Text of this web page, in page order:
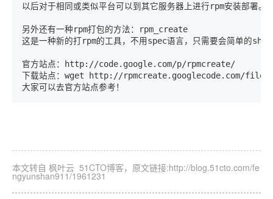
以后对于相同或类似平台可以到其它服务器上进行rpm安装部署。
另外还有一种rpm打包的方法：rpm_create
这是一种新的打rpm的工具，不用spec语言，只需要会简单的
官方站点：http://code.google.com/p/rpmcreate/
下载站点：wget http://rpmcreate.googlecode.com/
大家可以去官方站点参考！
本文转自 枫叶云 51CTO博客，原文链接:http://blog.51cto.com/fe
ngyunshan911/1961231